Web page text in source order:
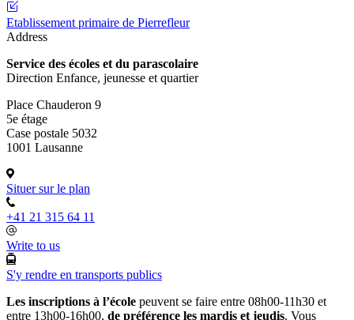
Etablissement primaire de Pierrefleur
Address
Service des écoles et du parascolaire
Direction Enfance, jeunesse et quartier
Place Chauderon 9
5e étage
Case postale 5032
1001 Lausanne
Situer sur le plan
+41 21 315 64 11
Write to us
S'y rendre en transports publics
Les inscriptions à l’école peuvent se faire entre 08h00-11h30 et
entre 13h00-16h00, de préférence les mardis et jeudis. Vous